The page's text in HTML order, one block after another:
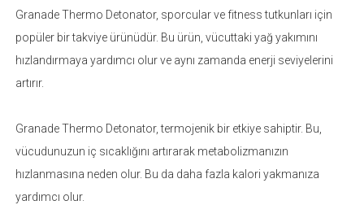
Granade Thermo Detonator, sporcular ve fitness tutkunları için
popüler bir takviye ürünüdür. Bu ürün, vücuttaki yağ yakımını
hızlandırmaya yardımcı olur ve aynı zamanda enerji seviyelerini
artırır.
Granade Thermo Detonator, termojenik bir etkiye sahiptir. Bu,
vücudunuzun iç sıcaklığını artırarak metabolizmanızın
hızlanmasına neden olur. Bu da daha fazla kalori yakmanıza
yardımcı olur.